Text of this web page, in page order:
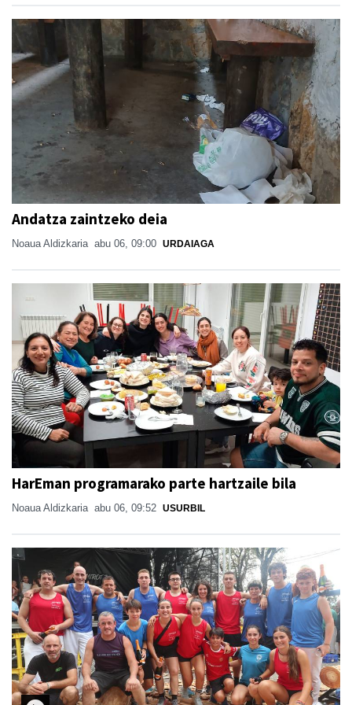
Andatza zaintzeko deia
Noaua Aldizkaria abu 06, 09:00 URDAIAGA
HarEman programarako parte hartzaile bila
Noaua Aldizkaria abu 06, 09:52 USURBIL